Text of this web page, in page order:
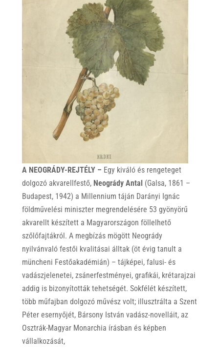
A NEOGRÁDY-REJTÉLY – Egy kiváló és rengeteget
dolgozó akvarellfestő, Neogrády Antal (Galsa, 1861 –
Budapest, 1942) a Millennium táján Darányi Ignác
földművelési miniszter megrendelésére 53 gyönyörű
akvarellt készített a Magyarországon föllelhető
szőlőfajtákról. A megbízás mögött Neogrády
nyilvánvaló festői kvalitásai álltak (öt évig tanult a
müncheni Festőakadémián) – tájképei, falusi- és
vadászjelenetei, zsánerfestményei, grafikái, krétarajzai
addig is bizonyították tehetségét. Sokfélét készített,
több műfajban dolgozó művész volt; illusztrálta a Szent
Péter esernyőjét, Bársony István vadász-novelláit, az
Osztrák-Magyar Monarchia írásban és képben
vállalkozását,